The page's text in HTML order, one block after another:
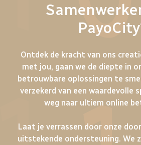
Ontdek de kracht van ons
met jou, gaan we de diepte in
betrouwbare oplossingen te
verzekerd van een waardevolle
weg naar ultiem online
Laat je verrassen door onze
uitstekende ondersteuning. We